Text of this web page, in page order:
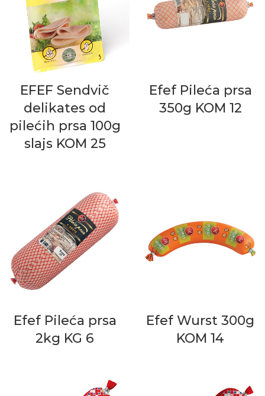
EFEF Sendvič
delikates od
pilećih prsa 100g
slajs KOM 25
Efef Pileća prsa
350g KOM 12
Efef Pileća prsa
2kg KG 6
Efef Wurst 300g
KOM 14